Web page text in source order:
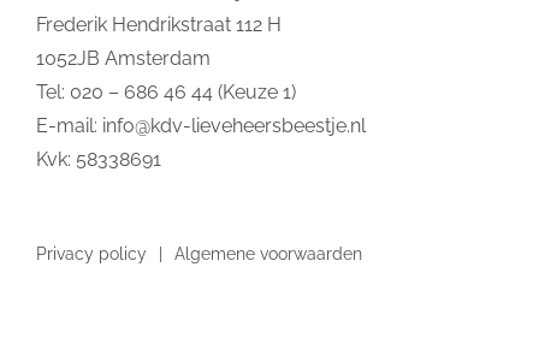
Frederik Hendrikstraat 112 H
1052JB Amsterdam
Tel: 020 – 686 46 44 (Keuze 1)
E-mail: info@kdv-lieveheersbeestje.nl
Kvk: 58338691
Privacy policy Algemene voorwaarden